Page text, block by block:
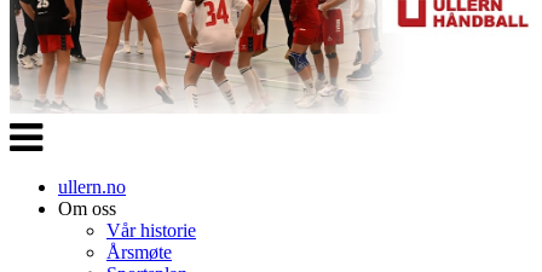
Veksle
navigasjon
ullern.no
Om oss
Vår historie
Årsmøte